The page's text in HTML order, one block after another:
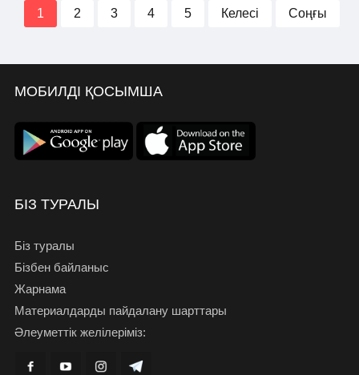
1 2 3 4 5 Келесі Соңғы
МОБИЛДІ ҚОСЫМША
БІЗ ТУРАЛЫ
Біз туралы
Бізбен байланыс
Жарнама
Материалдарды пайдалану шарттары
Әлеуметтік желілеріміз: